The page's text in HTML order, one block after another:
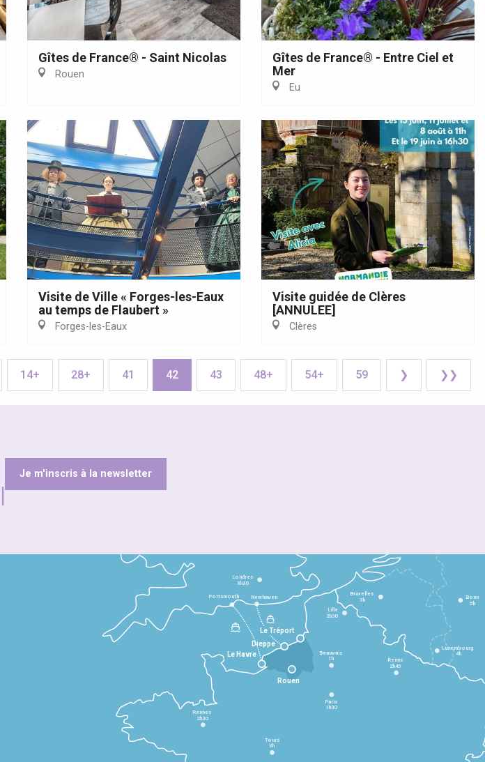
Gîtes de France® - Saint Nicolas
Rouen
Gîtes de France® - Entre Ciel et
Mer
Eu
Visite de Ville « Forges-les-Eaux
au temps de Flaubert »
Forges-les-Eaux
Visite guidée de Clères
[ANNULEE]
Clères
14+ 28+ 41 42 43 48+ 54+ 59 ❯ ❯❯
Je m'inscris à la newsletter
Le Havre
Dieppe
Le Tréport
Rennes
2h30
Tours
3h
Paris
1h30
Beauvais
1h Reims
2h45
Lille
2h30
Bruxelles
3h
Londres
3h30
Newhaven
Portsmouth Bonn
5h
Luxembourg
4h
Rouen